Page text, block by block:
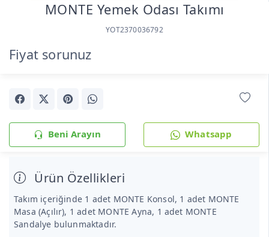
MONTE Yemek Odası Takımı
YOT2370036792
Fiyat sorunuz
Beni Arayın Whatsapp
Ürün Özellikleri
Takım içeriğinde 1 adet MONTE Konsol, 1 adet MONTE
Masa (Açılır), 1 adet MONTE Ayna, 1 adet MONTE
Sandalye bulunmaktadır.